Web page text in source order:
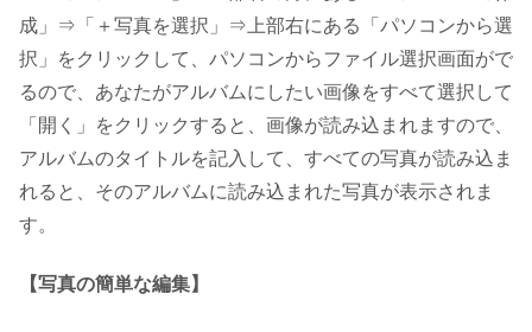
成」⇒「＋写真を選択」⇒上部右にある「パソコンから選
択」をクリックして、パソコンからファイル選択画面がで
るので、あなたがアルバムにしたい画像をすべて選択して
「開く」をクリックすると、画像が読み込まれますので、
アルバムのタイトルを記入して、すべての写真が読み込ま
れると、そのアルバムに読み込まれた写真が表示されま
す。
【写真の簡単な編集】